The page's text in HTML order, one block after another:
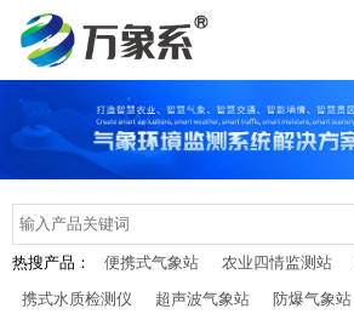
热搜产品： 便携式气象站 农业四情监测站
携式水质检测仪
超声波气象站 防爆气象站